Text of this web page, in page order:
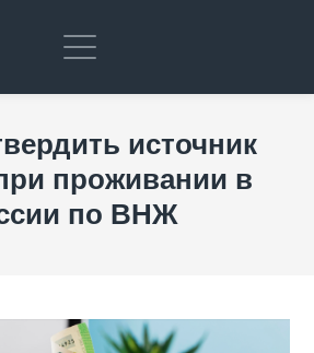
источник
проживании в
по ВНЖ